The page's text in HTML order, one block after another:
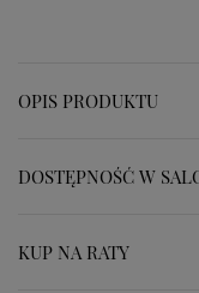
OPIS PRODUKTU
DOSTĘPNOŚĆ W
KUP NA RATY